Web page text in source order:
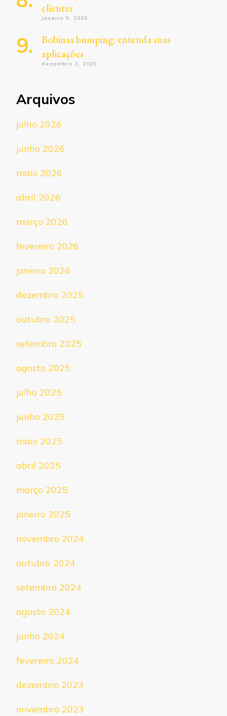
clientes
janeiro 5, 2026
Bobinas bumping: entenda suas
aplicações
dezembro 1, 2025
Arquivos
julho 2026
junho 2026
maio 2026
abril 2026
março 2026
fevereiro 2026
janeiro 2026
dezembro 2025
outubro 2025
setembro 2025
agosto 2025
julho 2025
junho 2025
maio 2025
abril 2025
março 2025
janeiro 2025
novembro 2024
outubro 2024
setembro 2024
agosto 2024
junho 2024
fevereiro 2024
dezembro 2023
novembro 2023